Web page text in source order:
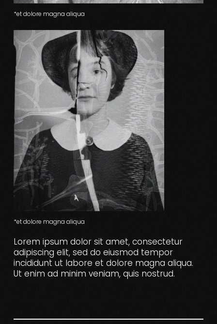
*et dolore magna aliqua
*et dolore magna aliqua
Lorem ipsum dolor sit amet, consectetur
adipiscing elit, sed do eiusmod tempor
incididunt ut labore et dolore magna aliqua.
Ut enim ad minim veniam, quis nostrud.